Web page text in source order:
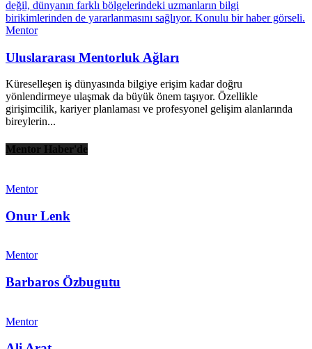
Mentor
Uluslararası Mentorluk Ağları
Küreselleşen iş dünyasında bilgiye erişim kadar doğru
yönlendirmeye ulaşmak da büyük önem taşıyor. Özellikle
girişimcilik, kariyer planlaması ve profesyonel gelişim alanlarında
bireylerin...
Mentor Haber'de
Mentor
Onur Lenk
Mentor
Barbaros Özbugutu
Mentor